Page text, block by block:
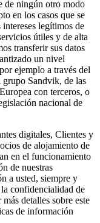
de ningún otro modo
en los casos que se
legítimos de
útiles y de alta
transferir sus datos
un nivel
ejemplo a través del
grupo Sandvik, de las
con terceros, o
nacional de
digitales, Clientes y
de alojamiento de
en el funcionamiento
de nuestras
a usted, siempre y
la confidencialidad de
detalles sobre este
de información